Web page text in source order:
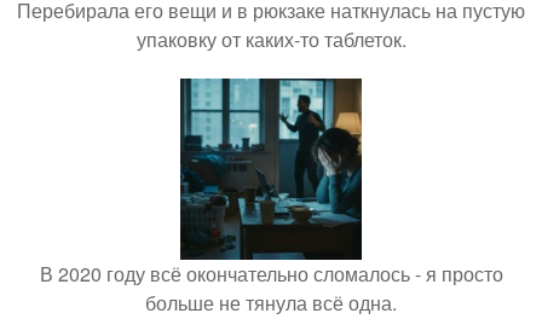
Перебирала его вещи и в рюкзаке наткнулась на пустую
упаковку от каких-то таблеток.
В 2020 году всё окончательно сломалось - я просто
больше не тянула всё одна.